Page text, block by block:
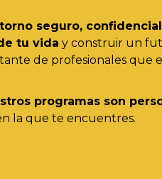
seguro,
tu vida y construir un
de profesionales que
programas son
la que te encuentres.